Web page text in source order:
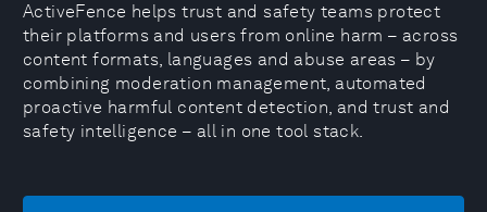
ActiveFence helps trust and safety teams protect
their platforms and users from online harm – across
content formats, languages and abuse areas – by
combining moderation management, automated
proactive harmful content detection, and trust and
safety intelligence – all in one tool stack.